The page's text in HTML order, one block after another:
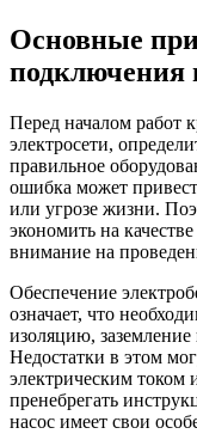
Основные
подключения
Перед началом работ
электросети,
правильное
ошибка может
или угрозе жизни.
экономить на
внимание на
Обеспечение
означает, что
изоляцию,
Недостатки в этом
электрическим
пренебрегать
насос имеет свои